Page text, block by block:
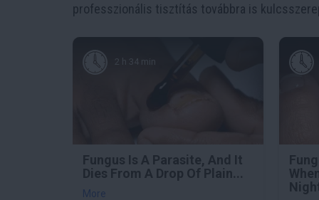
professzionális tisztítás továbbra is
2 h 34 min
Fungus Is A Parasite, And It
Dies From A Drop Of Plain...
More